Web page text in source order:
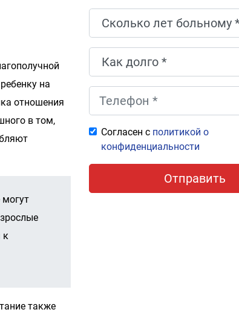
на
отношения
в том,
к
также
Согласен с политикой о
конфиденциальности
Отправить